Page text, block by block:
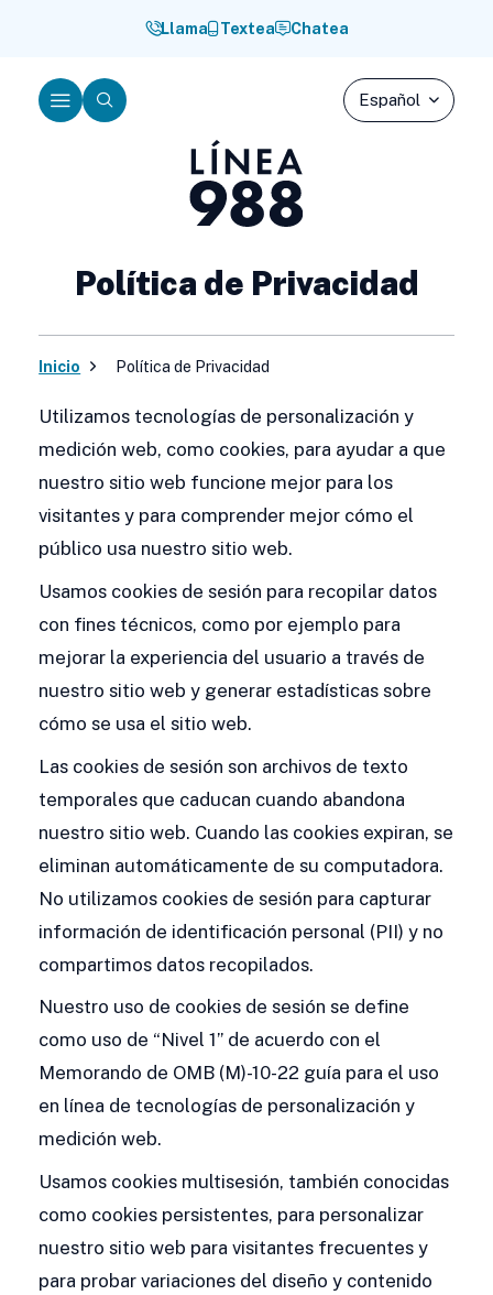
contenido
Llama Textea Chatea
Línea
988
MenúBuscar
Política de Privacidad
Inicio Política de Privacidad
Utilizamos tecnologías de personalización y
medición web, como cookies, para ayudar a que
nuestro sitio web funcione mejor para los
visitantes y para comprender mejor cómo el
público usa nuestro sitio web.
Usamos cookies de sesión para recopilar datos
con fines técnicos, como por ejemplo para
mejorar la experiencia del usuario a través de
nuestro sitio web y generar estadísticas sobre
cómo se usa el sitio web.
Las cookies de sesión son archivos de texto
temporales que caducan cuando abandona
nuestro sitio web. Cuando las cookies expiran, se
eliminan automáticamente de su computadora.
No utilizamos cookies de sesión para capturar
información de identificación personal (PII) y no
compartimos datos recopilados.
Nuestro uso de cookies de sesión se define
como uso de “Nivel 1” de acuerdo con el
Memorando de OMB (M)-10-22 guía para el uso
en línea de tecnologías de personalización y
medición web.
Usamos cookies multisesión, también conocidas
como cookies persistentes, para personalizar
nuestro sitio web para visitantes frecuentes y
para probar variaciones del diseño y contenido